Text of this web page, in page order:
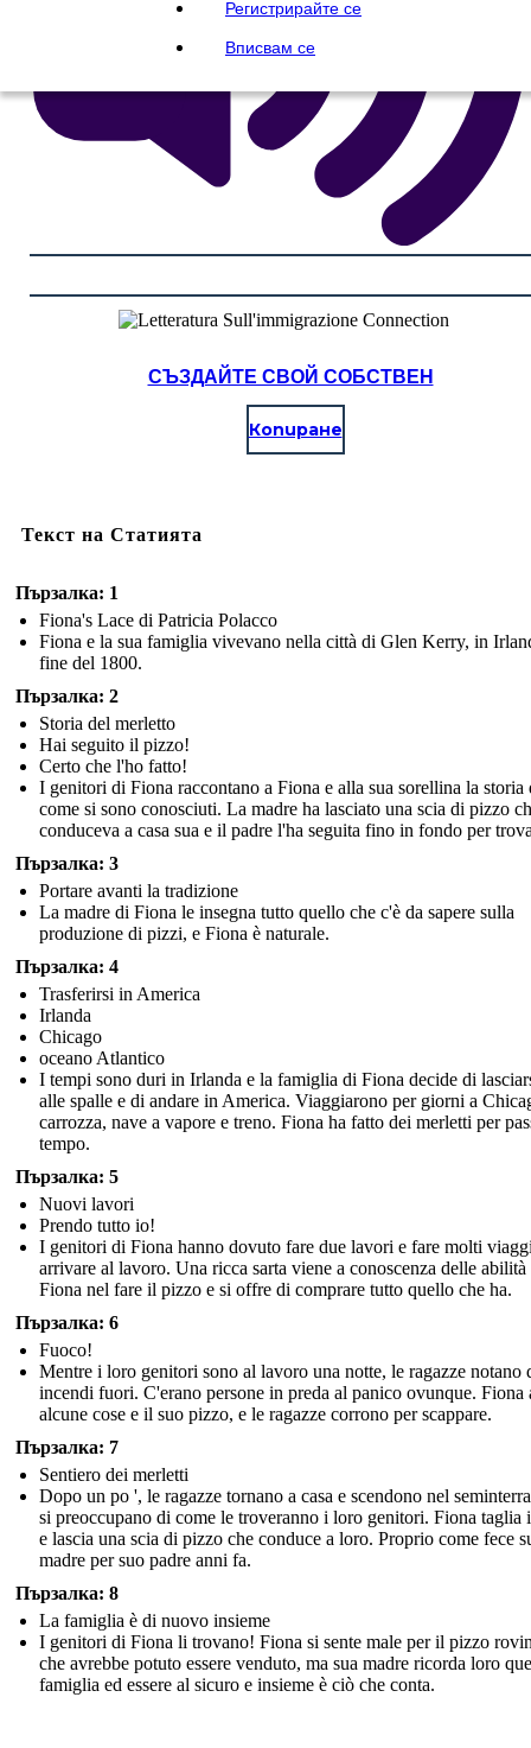
Регистрирайте се
Вписвам се
СЪЗДАЙТЕ СВОЙ СОБСТВЕН
Копиране
Текст на Статията
Пързалка: 1
Fiona's Lace di Patricia Polacco
Fiona e la sua famiglia vivevano nella città di Glen Kerry, in
fine del 1800.
Пързалка: 2
Storia del merletto
Hai seguito il pizzo!
Certo che l'ho fatto!
I genitori di Fiona raccontano a Fiona e alla sua sorellina la storia
come si sono conosciuti. La madre ha lasciato una scia di pizzo
conduceva a casa sua e il padre l'ha seguita fino in fondo per
Пързалка: 3
Portare avanti la tradizione
La madre di Fiona le insegna tutto quello che c'è da sapere sulla
produzione di pizzi, e Fiona è naturale.
Пързалка: 4
Trasferirsi in America
Irlanda
Chicago
oceano Atlantico
I tempi sono duri in Irlanda e la famiglia di Fiona decide di
alle spalle e di andare in America. Viaggiarono per giorni a
carrozza, nave a vapore e treno. Fiona ha fatto dei merletti per
tempo.
Пързалка: 5
Nuovi lavori
Prendo tutto io!
I genitori di Fiona hanno dovuto fare due lavori e fare molti
arrivare al lavoro. Una ricca sarta viene a conoscenza delle abilità
Fiona nel fare il pizzo e si offre di comprare tutto quello che ha.
Пързалка: 6
Fuoco!
Mentre i loro genitori sono al lavoro una notte, le ragazze notano
incendi fuori. C'erano persone in preda al panico ovunque. Fiona
alcune cose e il suo pizzo, e le ragazze corrono per scappare.
Пързалка: 7
Sentiero dei merletti
Dopo un po ', le ragazze tornano a casa e scendono nel
si preoccupano di come le troveranno i loro genitori. Fiona taglia
e lascia una scia di pizzo che conduce a loro. Proprio come fece
madre per suo padre anni fa.
Пързалка: 8
La famiglia è di nuovo insieme
I genitori di Fiona li trovano! Fiona si sente male per il pizzo
che avrebbe potuto essere venduto, ma sua madre ricorda loro
famiglia ed essere al sicuro e insieme è ciò che conta.